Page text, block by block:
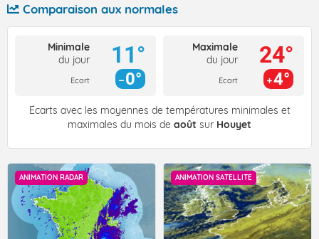
Comparaison aux normales
Minimale
du jour
Ecart
11°
0°
Maximale
du jour
Ecart
24°
4°
Écarts avec les moyennes de températures minimales et
maximales du mois de août sur Houyet
ANIMATION RADAR ANIMATION SATELLITE